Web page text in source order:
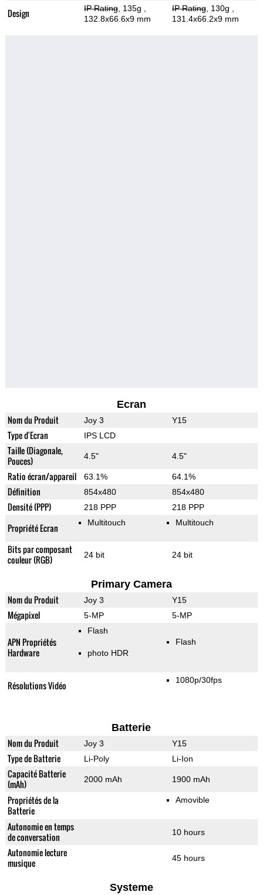
Design IP Rating, 135g
132.8x66.6x9 mm
IP Rating, 130g
131.4x66.2x9 mm
Ecran
Nom du Produit Joy 3 Y15
Type d'Ecran IPS LCD
Taille (Diagonale,
Pouces)
4.5" 4.5"
Ratio écran/appareil 63.1% 64.1%
Définition 854x480 854x480
Densité (PPP) 218 PPP 218 PPP
Propriété Ecran Multitouch Multitouch
Bits par composant
couleur (RGB)
24 bit 24 bit
Primary Camera
Nom du Produit Joy 3 Y15
Mégapixel 5-MP 5-MP
APN Propriétés
Hardware
Flash
photo HDR
Flash
Résolutions Vidéo 1080p/30fps
Batterie
Nom du Produit Joy 3 Y15
Type de Batterie Li-Poly Li-Ion
Capacité Batterie
(mAh)
2000 mAh 1900 mAh
Propriétés de la
Batterie
Amovible
Autonomie en temps
de conversation
10 hours
Autonomie lecture
musique
45 hours
Systeme